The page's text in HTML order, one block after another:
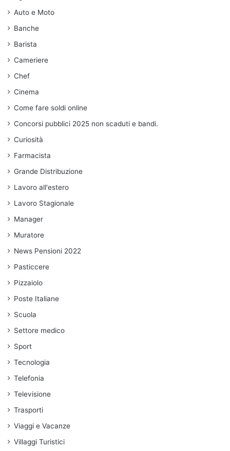
Auto e Moto
Banche
Barista
Cameriere
Chef
Cinema
Come fare soldi online
Concorsi pubblici 2025 non scaduti e bandi.
Curiosità
Farmacista
Grande Distribuzione
Lavoro all'estero
Lavoro Stagionale
Manager
Muratore
News Pensioni 2022
Pasticcere
Pizzaiolo
Poste Italiane
Scuola
Settore medico
Sport
Tecnologia
Telefonia
Televisione
Trasporti
Viaggi e Vacanze
Villaggi Turistici